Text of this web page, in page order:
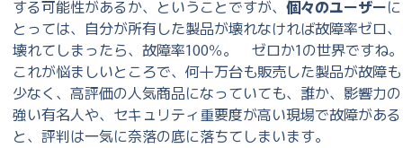
する可能性があるか、ということですが、 個々のユーザーに
とっては、自分が所有した製品が壊れなければ故障率ゼロ、
壊れてしまったら、故障率100％。 ゼロか1の世界ですね。
これが悩ましいところで、何十万台も販売した製品が故障も
少なく、高評価の人気商品になっていても、誰か、影響力の
強い有名人や、セキュリティ重要度が高い現場で故障がある
と、評判は一気に奈落の底に落ちてしまいます。